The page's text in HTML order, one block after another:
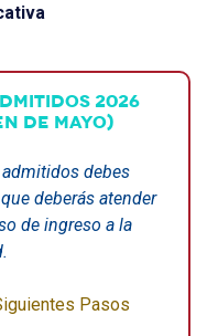
2026
DE MAYO)
debes
deberás atender
de ingreso a la
Pasos